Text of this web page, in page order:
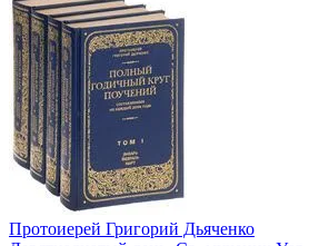
Протоиерей Григорий Дьяченко